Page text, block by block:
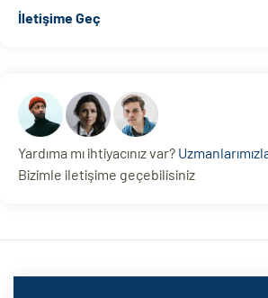
İletişime Geç
Yardıma mı ihtiyacınız var?
Bizimle iletişime geçebilisiniz